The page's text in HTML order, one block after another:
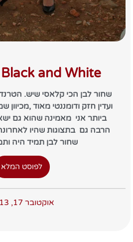
Black and White שחור ולבן
שחור לבן הכי קלאסי שיש.
ועדין חזק ודומננטי מאוד
ביותר אני מאמינה שהוא גם
שחור לבן תמיד היה
לפוסט המלא
אוקטובר 17, 2013